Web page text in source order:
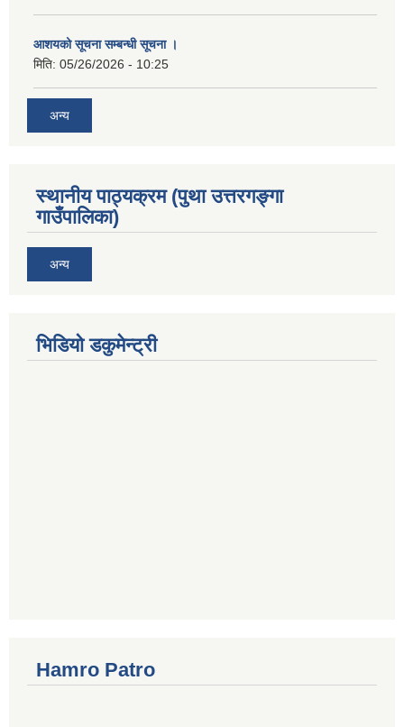
आशयको सूचना सम्बन्धी सूचना ।
मिति: 05/26/2026 - 10:25
अन्य
स्थानीय पाठ्यक्रम (पुथा उत्तरगङ्गा
गाउँपालिका)
अन्य
भिडियो डकुमेन्ट्री
Hamro Patro